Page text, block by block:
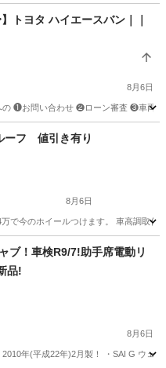
トヨタ ハイエースバン｜｜
8月6日
の ❶お問い合わせ ❷ローン審査 ❸車両
フ 値引き有り
8月6日
で今のホイールつけます。 車高調取
ブ！車検R9/7!助手席電動リ
品!
8月6日
年(平成22年)2月製！ ・SAI G ウェ